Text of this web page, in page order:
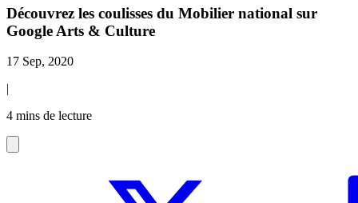
Découvrez les coulisses du Mobilier national sur
Google Arts & Culture
17 Sep, 2020
|
4 mins de lecture